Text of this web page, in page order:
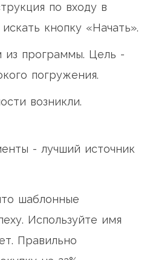
по входу в
кнопку «Начать».
из программы. Цель -
погружения.
возникли.
- лучший источник
шаблонные
Используйте имя
Правильно